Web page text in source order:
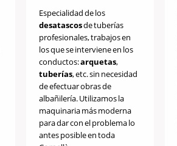
Especialidad de los
desatascosde tuberías
profesionales, trabajos en
los que se interviene en los
conductos:arquetas,
tuberías, etc. sin necesidad
de efectuar obras de
albañilería. Utilizamos la
maquinaria más moderna
para dar con el problema lo
antes posible en toda